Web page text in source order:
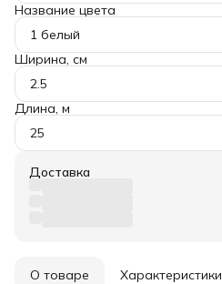
Название цвета
1 белый
Ширина, см
2.5
Длина, м
25
Доставка
О товаре Характеристики